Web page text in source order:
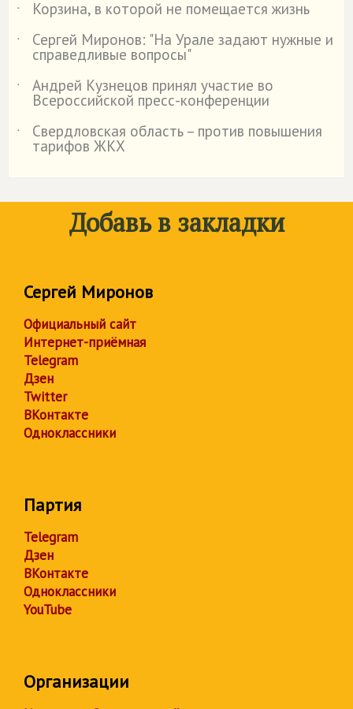
˙
Корзина, в которой не помещается жизнь
˙
Сергей Миронов: "На Урале задают нужные и
справедливые вопросы"
˙
Андрей Кузнецов принял участие во
Всероссийской пресс-конференции
˙
Свердловская область – против повышения
тарифов ЖКХ
Добавь в закладки
Сергей Миронов
Официальный сайт
Интернет-приёмная
Telegram
Дзен
Twitter
ВКонтакте
Одноклассники
Партия
Telegram
Дзен
ВКонтакте
Одноклассники
YouTube
Организации